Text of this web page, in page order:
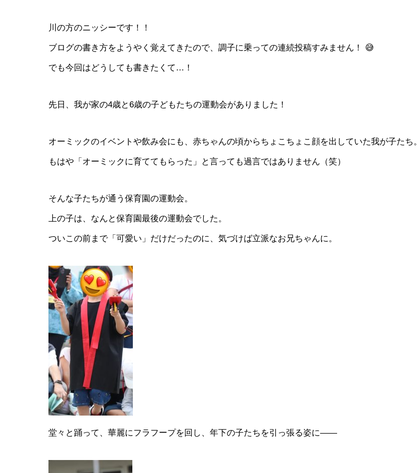
川の方のニッシーです！！
ブログの書き方をようやく覚えてきたので、調子に乗っての連続投稿すみません！ 😅
でも今回はどうしても書きたくて…！
先日、我が家の4歳と6歳の子どもたちの運動会がありました！
オーミックのイベントや飲み会にも、赤ちゃんの頃からちょこちょこ顔を出していた我が子たち。
もはや「オーミックに育ててもらった」と言っても過言ではありません（笑）
そんな子たちが通う保育園の運動会。
上の子は、なんと保育園最後の運動会でした。
ついこの前まで「可愛い」だけだったのに、気づけば立派なお兄ちゃんに。
堂々と踊って、華麗にフラフープを回し、年下の子たちを引っ張る姿に――